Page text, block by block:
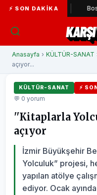
⚡ SON DAKIKABostanlı ve
Anasayfa › KÜLTÜR-SANAT
açıyor...
KÜLTÜR-SANAT ⚡
💬 0 yorum
''Kitaplarla
açıyor
İzmir Büyükşehir
Yolculuk” projesi,
yapılan atölye
ediyor. Ocak